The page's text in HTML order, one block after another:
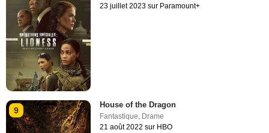
23 juillet 2023 sur Paramount+
9
House of the Dragon
Fantastique, Drame
21 août 2022 sur HBO